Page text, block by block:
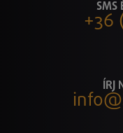
SMS
+36
ÍRJ